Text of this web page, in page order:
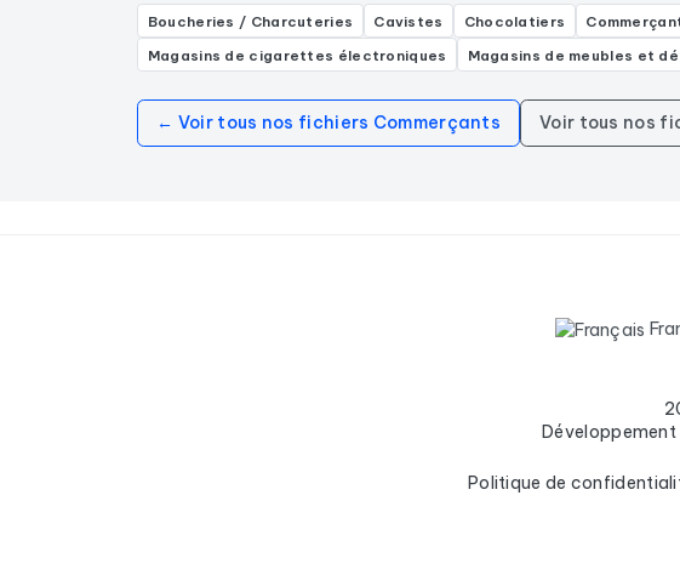
Boucheries / Charcuteries Cavistes Chocolatiers
Magasins de cigarettes électroniques
Magasins de meubles et
← Voir tous nos fichiers Commerçants Voir tous nos
Développement
Politique de